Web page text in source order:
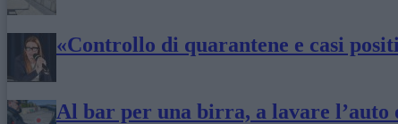
«Controllo di quarantene e casi
Al bar per una birra, a lavare l’auto